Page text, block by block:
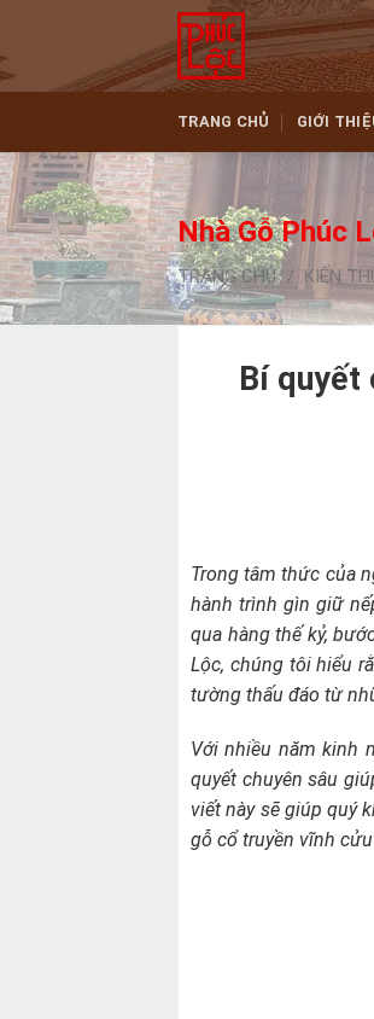
content
TRANG CHỦ GIỚI
Nhà Gỗ Phúc
TRANG CHỦ / KIẾN
Bí quyết
Trong tâm thức của
hành trình gìn giữ
qua hàng thế kỷ,
Lộc, chúng tôi hiểu
tường thấu đáo từ
Với nhiều năm kinh
quyết chuyên sâu
viết này sẽ giúp quý
gỗ cổ truyền vĩnh